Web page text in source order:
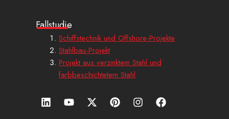
Fallstudie
Schiffstechnik und Offshore-Projekte
Stahlbau-Projekt
Projekt aus verzinktem Stahl und
farbbeschichtetem Stahl
L
i
Y
o
X
-
P
i
I
n
a
u